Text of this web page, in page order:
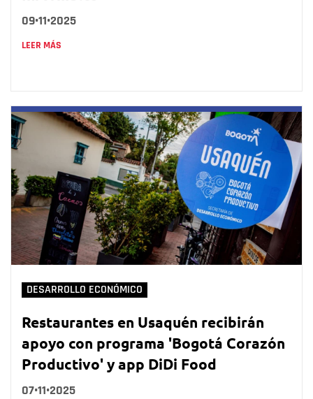
09•11•2025
LEER MÁS
DESARROLLO ECONÓMICO
Restaurantes en Usaquén recibirán
apoyo con programa 'Bogotá Corazón
Productivo' y app DiDi Food
07•11•2025